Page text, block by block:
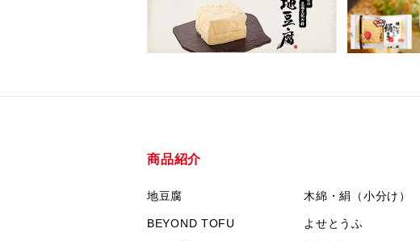
商品紹介
地豆腐
BEYOND TOFU
木綿・絹（小分け）
よせとうふ